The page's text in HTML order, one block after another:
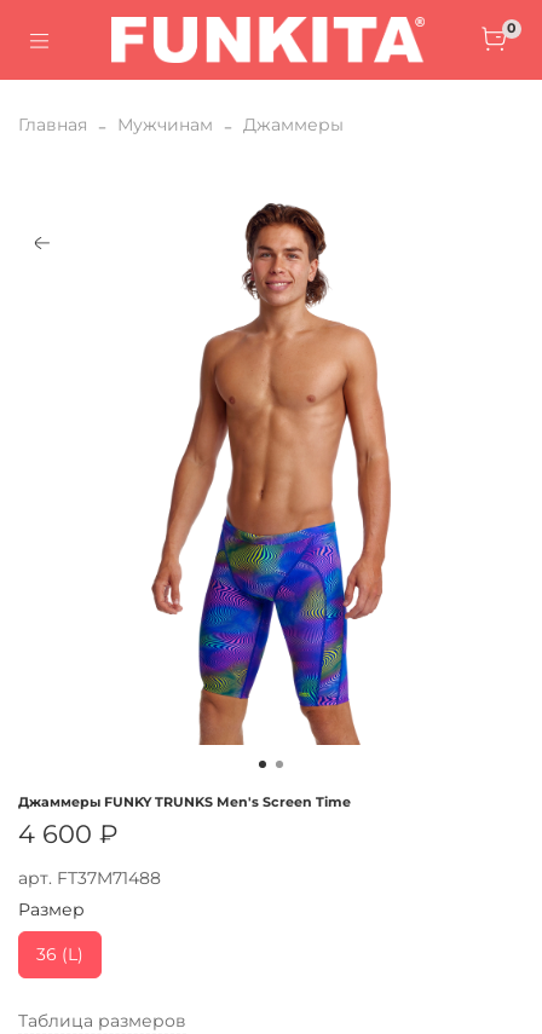
0
Главная Мужчинам Джаммеры
арт. FT37M71488
Джаммеры FUNKY TRUNKS Men's Screen Time
4 600 ₽
Таблица размеров
Размер
36 (L)